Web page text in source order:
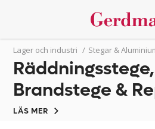
Lager och industri / Stegar &
Räddningsstege,
Brandstege &
LÄS MER